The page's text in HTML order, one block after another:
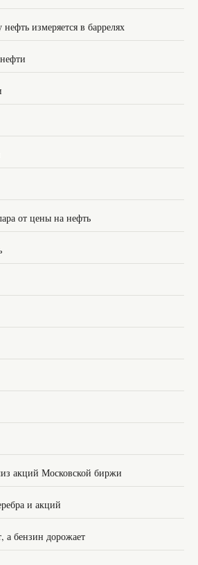
измеряется в баррелях
от цены на нефть
акций Московской биржи
и акций
а бензин дорожает